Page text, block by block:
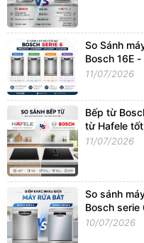
So Sánh
Bosch 16E
02P: Model
11/07/2026
Bếp từ
từ Hafele
sánh chi tiết
11/07/2026
So sánh
Bosch serie
Serie 8: Có
10/07/2026